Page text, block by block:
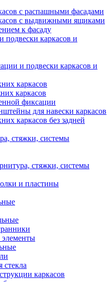
с распашными фасадами
с выдвижными ящиками
к фасаду
каркасов и
и подвески каркасов и
каркасов
каркасов
фиксации
для навески каркасов
каркасов без задней
стяжки, системы
стяжки, системы
и пластины
элементы
стекла
каркасов